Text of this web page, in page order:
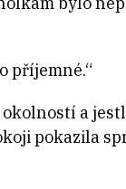
příjemné.“
a
pokazila